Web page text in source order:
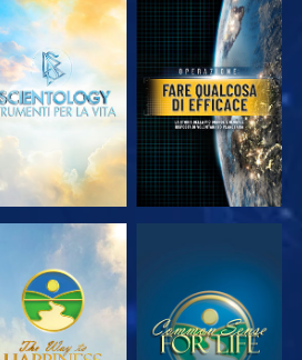
ESPLORA LE
SERIE
GUARDA
GUARDA GUARDA